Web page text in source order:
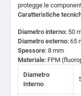
protegge le
Caratteristiche
Diametro interno: 50
Diametro esterno: 65
Spessore: 8 mm
Materiale: FPM
Diametro
Interno